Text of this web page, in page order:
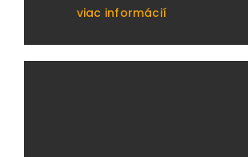
viac informácií